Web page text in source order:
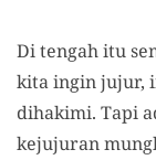
Di tengah itu
kita ingin jujur,
dihakimi. Tapi
kejujuran